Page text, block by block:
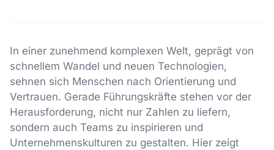
In einer zunehmend komplexen Welt, geprägt von
schnellem Wandel und neuen Technologien,
sehnen sich Menschen nach Orientierung und
Vertrauen. Gerade Führungskräfte stehen vor der
Herausforderung, nicht nur Zahlen zu liefern,
sondern auch Teams zu inspirieren und
Unternehmenskulturen zu gestalten. Hier zeigt